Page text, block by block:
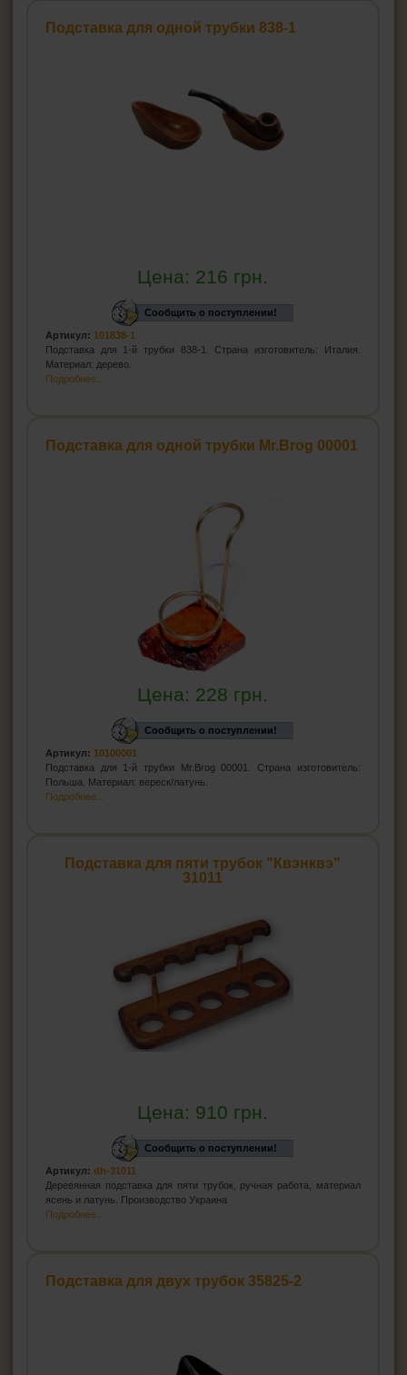
Подставка для одной трубки 838-1
Цена: 216 грн.
Сообщить о поступлении!
Артикул: 101838-1
Подставка для 1-й трубки 838-1. Страна изготовитель: Италия.
Материал: дерево.
Подробнее...
Подставка для одной трубки Mr.Brog 00001
Цена: 228 грн.
Сообщить о поступлении!
Артикул: 10100001
Подставка для 1-й трубки Mr.Brog 00001. Страна изготовитель:
Польша. Материал: вереск/латунь.
Подробнее...
Подставка для пяти трубок "Квэнквэ"
31011
Цена: 910 грн.
Сообщить о поступлении!
Артикул: dh-31011
Деревянная подставка для пяти трубок, ручная работа, материал
ясень и латунь. Производство Украина
Подробнее...
Подставка для двух трубок 35825-2
Чистка-тройник для трубок
Средства для ухода за трубкой